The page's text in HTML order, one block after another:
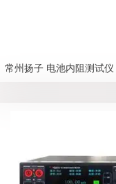
常州扬子 电池内阻测试